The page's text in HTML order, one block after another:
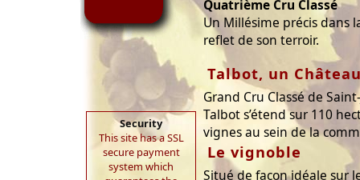
Security
This site has a SSL
secure payment
system which
Quatrième Cru Classé
Un Millésime précis dans
reflet de son terroir.
Talbot, un
Grand Cru Classé de
Talbot s’étend sur 110
vignes au sein de la
Le vignoble
Situé de façon idéale sur